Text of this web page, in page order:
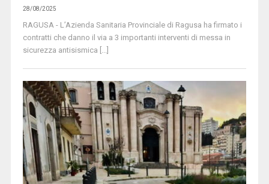
28/08/2025
RAGUSA - L’Azienda Sanitaria Provinciale di Ragusa ha firmato i
contratti che danno il via a 3 importanti interventi di messa in
sicurezza antisismica [...]